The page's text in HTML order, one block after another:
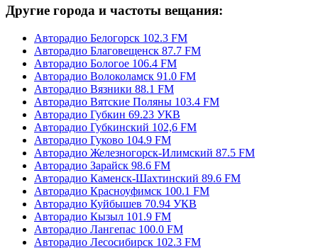
Другие города и частоты вещания:
Авторадио Белогорск 102.3 FM
Авторадио Благовещенск 87.7 FM
Авторадио Бологое 106.4 FM
Авторадио Волоколамск 91.0 FM
Авторадио Вязники 88.1 FM
Авторадио Вятские Поляны 103.4 FM
Авторадио Губкин 69.23 УКВ
Авторадио Губкинский 102,6 FM
Авторадио Гуково 104.9 FM
Авторадио Железногорск-Илимский 87.5 FM
Авторадио Зарайск 98.6 FM
Авторадио Каменск-Шахтинский 89.6 FM
Авторадио Красноуфимск 100.1 FM
Авторадио Куйбышев 70.94 УКВ
Авторадио Кызыл 101.9 FM
Авторадио Лангепас 100.0 FM
Авторадио Лесосибирск 102.3 FM